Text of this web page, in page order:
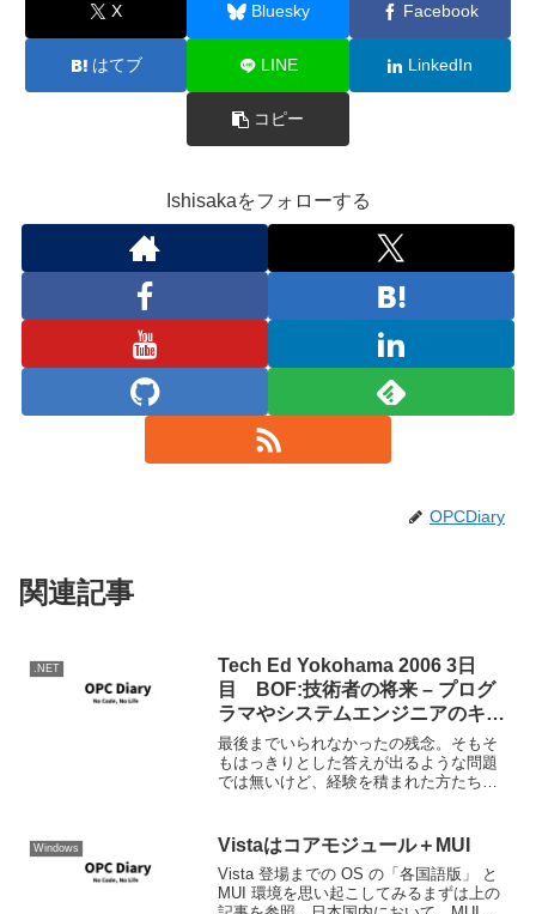
X Bluesky Facebook
はてブ LINE LinkedIn
コピー
Ishisakaをフォローする
OPCDiary
関連記事
.NET
Tech Ed Yokohama 2006 3日
目 BOF:技術者の将来 – プログ
ラマやシステムエンジニアのキャ
リアパスを考える
最後までいられなかったの残念。そもそ
もはっきりとした答えが出るような問題
では無いけど、経験を積まれた方たちの
Windows Vistaはコアモジュール＋MUI
Vista 登場までの OS の「各国語版」 と
MUI 環境を思い起こしてみるまずは上の